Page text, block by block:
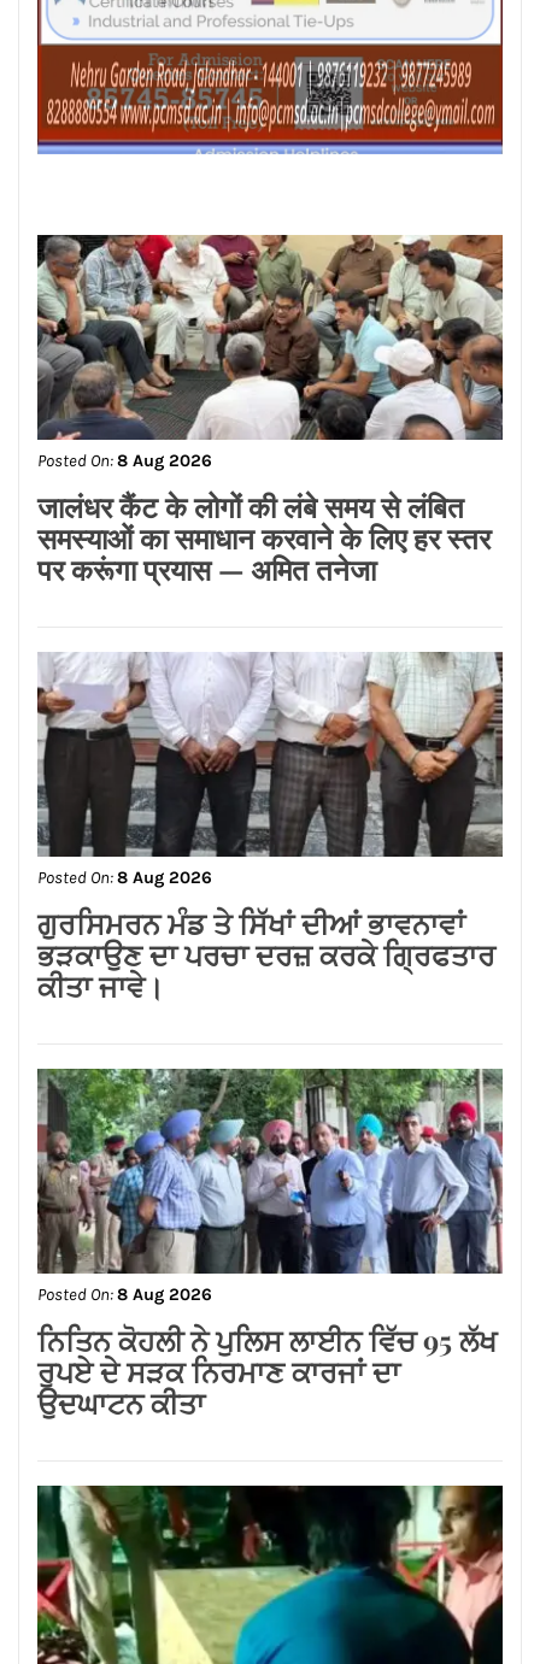
Posted On:8 Aug 2026
जालंधर कैंट के लोगों की लंबे समय से लंबित
समस्याओं का समाधान करवाने के लिए हर स्तर
Posted On: 8 Aug 2026
ਗੁਰਸਿਮਰਨ ਮੰਡ ਤੇ ਸਿੱਖਾਂ ਦੀਆਂ ਭਾਵਨਾਵਾਂ
ਭੜਕਾਉਣ ਦਾ ਪਰਚਾ ਦਰਜ਼ ਕਰਕੇ ਗ੍ਰਿਫਤਾਰ
Posted On:8 Aug 2026
ਨਿਤਿਨ ਕੋਹਲੀ ਨੇ ਪੁਲਿਸ ਲਾਈਨ ਵਿੱਚ 95 ਲੱਖ
ਰੁਪਏ ਦੇ ਸੜਕ ਨਿਰਮਾਣ ਕਾਰਜਾਂ ਦਾ